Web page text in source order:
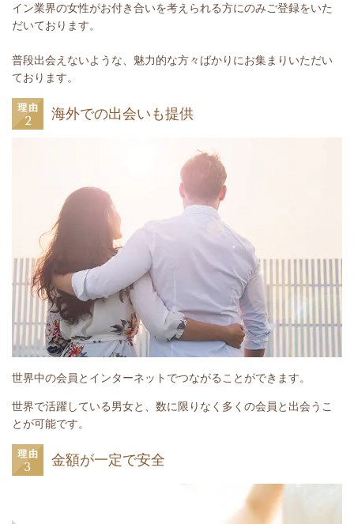
イン業界の女性がお付き合いを考えられる方にのみご登録をいた
だいております。
普段出会えないような、魅力的な方々ばかりにお集まりいただい
ております。
海外での出会いも提供
世界中の会員とインターネットでつながることができます。
世界で活躍している男女と、数に限りなく多くの会員と出会うこ
とが可能です。
金額が一定で安全